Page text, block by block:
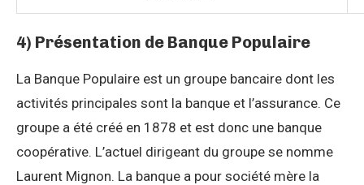
4) Présentation de Banque Populaire
La Banque Populaire est un groupe bancaire dont les
activités principales sont la banque et l’assurance. Ce
groupe a été créé en 1878 et est donc une banque
coopérative. L’actuel dirigeant du groupe se nomme
Laurent Mignon. La banque a pour société mère la